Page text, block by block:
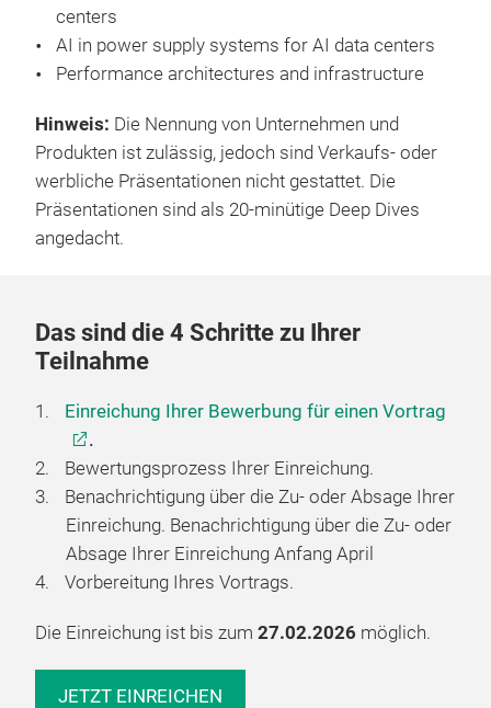
centers
AI in power supply systems for AI data centers
Performance architectures and infrastructure
Hinweis: Die Nennung von Unternehmen und
Produkten ist zulässig, jedoch sind Verkaufs- oder
werbliche Präsentationen nicht gestattet. Die
Präsentationen sind als 20-minütige Deep Dives
angedacht.
Das sind die 4 Schritte zu Ihrer
Teilnahme
Einreichung Ihrer Bewerbung für einen Vortrag
.
Bewertungsprozess Ihrer Einreichung.
Benachrichtigung über die Zu- oder Absage Ihrer
Einreichung. Benachrichtigung über die Zu- oder
Absage Ihrer Einreichung Anfang April
Vorbereitung Ihres Vortrags.
Die Einreichung ist bis zum 27.02.2026 möglich.
JETZT EINREICHEN